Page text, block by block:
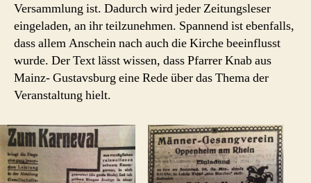
Versammlung ist. Dadurch wird jeder Zeitungsleser
eingeladen, an ihr teilzunehmen. Spannend ist ebenfalls,
dass allem Anschein nach auch die Kirche beeinflusst
wurde. Der Text lässt wissen, dass Pfarrer Knab aus
Mainz- Gustavsburg eine Rede über das Thema der
Veranstaltung hielt.